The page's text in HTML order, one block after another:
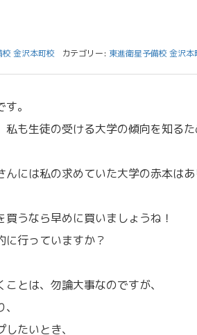
校 金沢本町校 カテゴリー: 東進衛星予備校 金沢本
。
も生徒の受ける大学の傾向を知る
んには私の求めていた大学の赤本は
うなら早めに買いましょうね！
に行っていますか？
とは、勿論大事なのですが、
たいとき、